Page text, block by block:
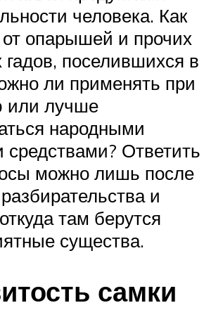
человека. Как
от опарышей и прочих
поселившихся в
ли применять при
или лучше
народными
Ответить
можно лишь после
и
там берутся
существа.
самки